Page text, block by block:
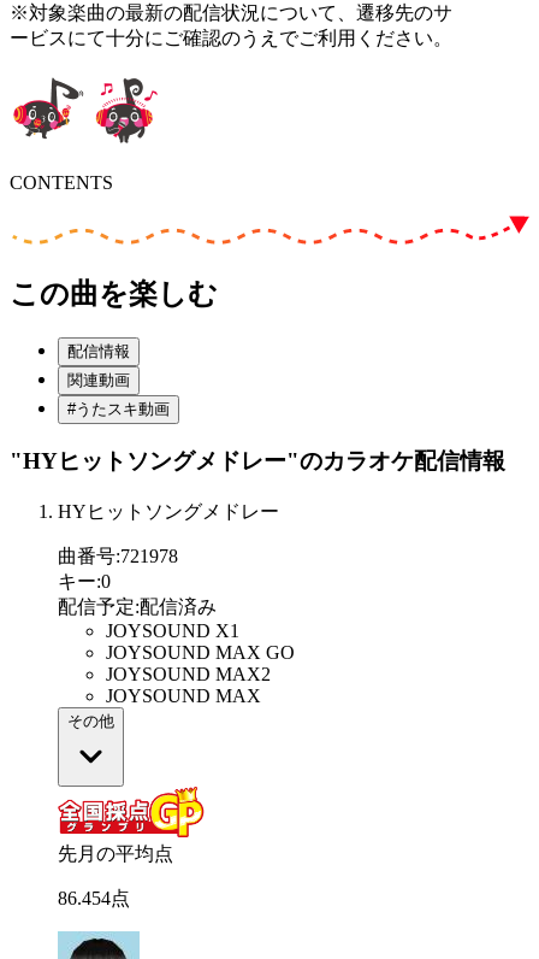
※対象楽曲の最新の配信状況について、遷移先のサ
ービスにて十分にご確認のうえでご利用ください。
CONTENTS
この曲を楽しむ
配信情報
関連動画
#うたスキ動画
"HYヒットソングメドレー"のカラオケ配信情報
HYヒットソングメドレー
曲番号:721978
キー:0
配信予定:配信済み
JOYSOUND X1
JOYSOUND MAX GO
JOYSOUND MAX2
JOYSOUND MAX
その他
先月の平均点
86.454点